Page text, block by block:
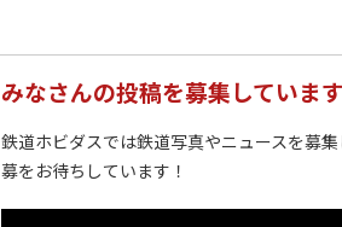
みなさんの投稿を募集しています
鉄道ホビダスでは鉄道写真やニュースを募
募をお待ちしています！